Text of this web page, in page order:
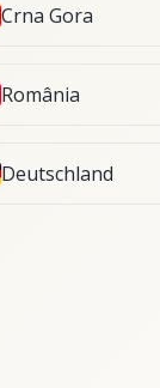
Crna Gora
România
Deutschland